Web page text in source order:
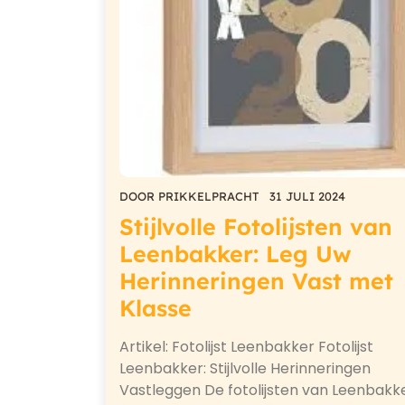
DOOR PRIKKELPRACHT 31 JULI 2024
Stijlvolle Fotolijsten van
Leenbakker: Leg Uw
Herinneringen Vast met
Klasse
Artikel: Fotolijst Leenbakker Fotolijst
Leenbakker: Stijlvolle Herinneringen
Vastleggen De fotolijsten van